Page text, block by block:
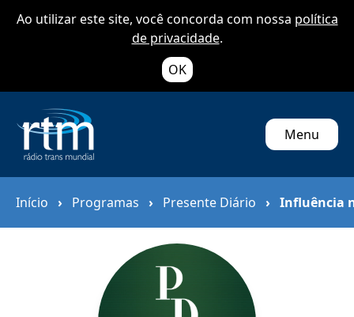
Ao utilizar este site, você concorda com nossa política
de privacidade.
OK
Menu
Início › Programas › Presente Diário › Influência